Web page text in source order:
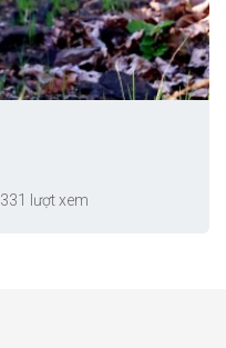
331 lượt xem